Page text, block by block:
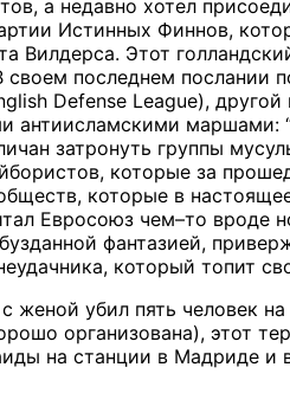
а недавно хотел
Истинных Финнов,
Вилдерса. Этот
последнем послании
Defense League),
антиисламскими маршами:
затронуть группы
которые за
которые в
Евросоюз чем–то вроде
фантазией,
который топит
убил пять человек
организована), этот
на станции в Мадриде и